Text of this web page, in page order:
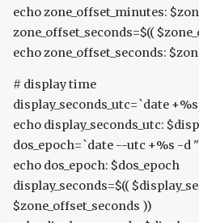
echo zone_offset_minutes:
zone_offset_seconds=$((
echo zone_offset_seconds:
# display time
display_seconds_utc=`date
echo display_seconds_utc:
dos_epoch=`date --utc +%s -d
echo dos_epoch: $dos_epoch
display_seconds=$((
$zone_offset_seconds ))